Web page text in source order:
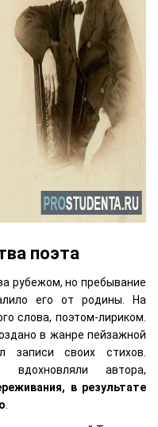
поэта
рубежом, но пребывание
его от родины. На
слова, поэтом-лириком.
в жанре пейзажной
записи своих стихов.
вдохновляли автора,
в результате